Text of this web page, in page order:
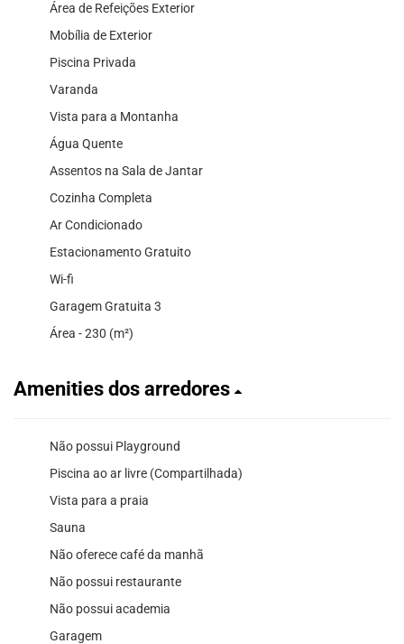
Área de Refeições Exterior
Mobília de Exterior
Piscina Privada
Varanda
Vista para a Montanha
Água Quente
Assentos na Sala de Jantar
Cozinha Completa
Ar Condicionado
Estacionamento Gratuito
Wi-fi
Garagem Gratuita 3
Área - 230 (m²)
Amenities dos arredores
Não possui Playground
Piscina ao ar livre (Compartilhada)
Vista para a praia
Sauna
Não oferece café da manhã
Não possui restaurante
Não possui academia
Garagem